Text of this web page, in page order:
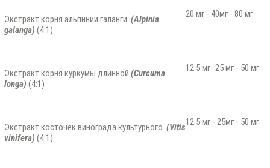
Экстракт корня альпинии галанги (Alpinia
galanga) (4:1)
20 мг - 40мг - 80 мг
Экстракт корня куркумы длинной (Curcuma
longa) (4:1)
12.5 мг- 25 мг - 50 мг
Экстракт косточек винограда культурного (Vitis
vinifera) (4:1)
12.5 мг - 25мг - 50 мг